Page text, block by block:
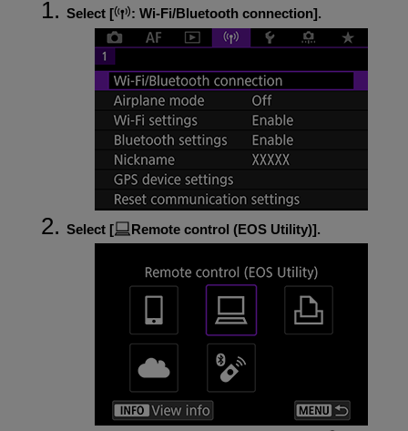
Select [ : Wi-Fi/Bluetooth connection].
Select [ Remote control (EOS Utility)].